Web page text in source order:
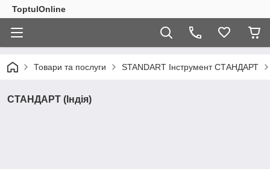
ToptulOnline
Товари та послуги STANDART Інструмент СТАНДАРТ
СТАНДАРТ (Індія)